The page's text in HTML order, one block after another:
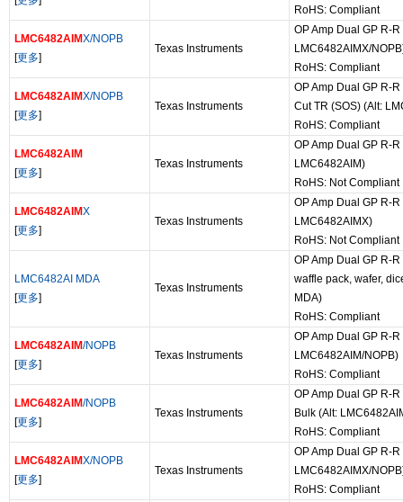
RoHS: Compliant
LMC6482AIMX/NOPB
[更多]
Texas Instruments
OP Amp Dual GP R-
LMC6482AIMX/
RoHS: Compliant
LMC6482AIMX/NOPB
[更多]
Texas Instruments
OP Amp Dual GP R-
Cut TR (SOS) (Alt:
RoHS: Compliant
LMC6482AIM
[更多]
Texas Instruments
OP Amp Dual GP R-
LMC6482AIM)
RoHS: Not Compliant
LMC6482AIMX
[更多]
Texas Instruments
OP Amp Dual GP R-
LMC6482AIMX)
RoHS: Not Compliant
LMC6482AI MDA
[更多]
Texas Instruments
OP Amp Dual GP R-
waffle pack, wafer,
MDA)
RoHS: Compliant
LMC6482AIM/NOPB
[更多]
Texas Instruments
OP Amp Dual GP R-
LMC6482AIM/NOPB)
RoHS: Compliant
LMC6482AIM/NOPB
[更多]
Texas Instruments
OP Amp Dual GP R-
Bulk (Alt:
RoHS: Compliant
LMC6482AIMX/NOPB
[更多]
Texas Instruments
OP Amp Dual GP R-
LMC6482AIMX/
RoHS: Compliant